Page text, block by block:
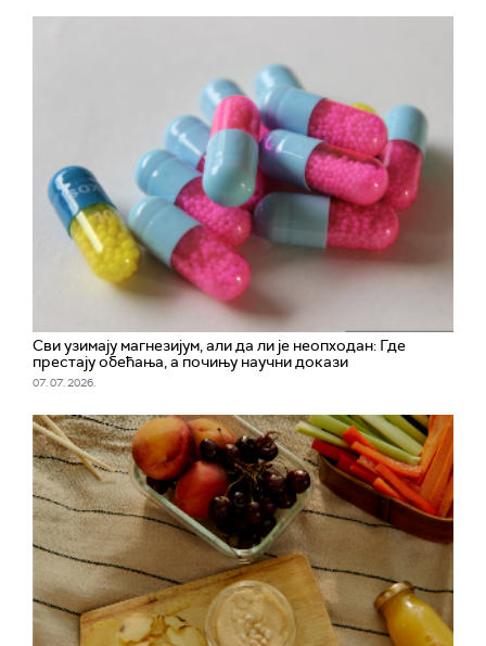
Сви узимају магнезијум, али да ли је неопходан: Где
престају обећања, а почињу научни докази
07. 07. 2026.